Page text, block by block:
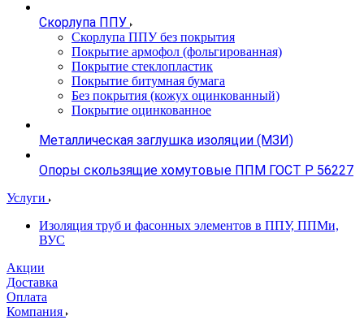
Скорлупа ППУ
Скорлупа ППУ без покрытия
Покрытие армофол (фольгированная)
Покрытие стеклопластик
Покрытие битумная бумага
Без покрытия (кожух оцинкованный)
Покрытие оцинкованное
Металлическая заглушка изоляции (МЗИ)
Опоры скользящие хомутовые ППМ ГОСТ Р 56227
Услуги
Изоляция труб и фасонных элементов в ППУ, ППМи,
ВУС
Акции
Доставка
Оплата
Компания